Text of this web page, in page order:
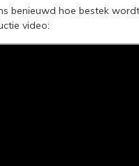
benieuwd hoe bestek
video: